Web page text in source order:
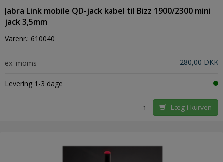
Jabra Link mobile QD-jack kabel til Bizz 1900/2300 mini
jack 3,5mm
Varenr.: 610040
ex. moms 280,00 DKK
Levering 1-3 dage
Læg i kurven